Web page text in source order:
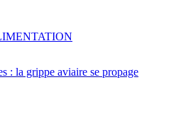
: la grippe aviaire se propage